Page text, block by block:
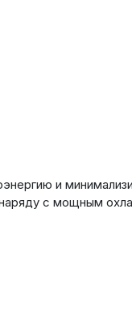
и
с мощным